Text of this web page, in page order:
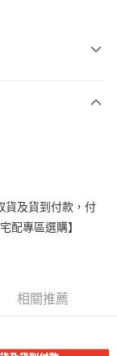
銀行
銀行
銀行
貨及貨到付款，付
配專區選購】
相關推薦